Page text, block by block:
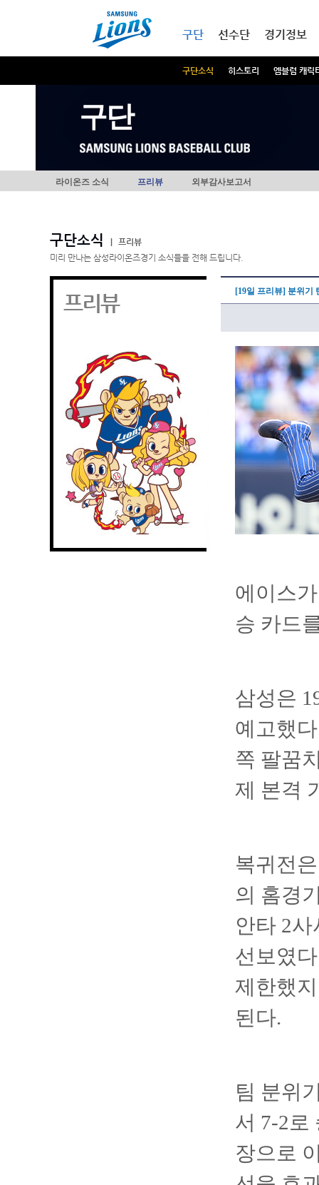
구단
구단소식 히스토리 엠블럼 캐릭
선수단 경기정보
구단
라이온즈 소식 프리뷰 외부감사보고서
구단소식
프리뷰
미리 만나는 삼성라이온즈경기 소식들을 전해 드립니다.
프리뷰 [19일 프리뷰] 분위기
에이스
승 카드
삼성은
예고했
쪽 팔꿈
제 본격
복귀전
의 홈경
안타 2
선보였
제한했
된다.
팀 분위
서 7-2로
장으로